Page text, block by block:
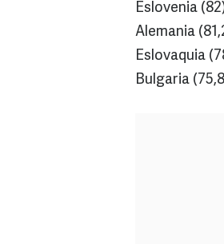
Eslovenia
Alemania
Eslovaquia
Bulgaria